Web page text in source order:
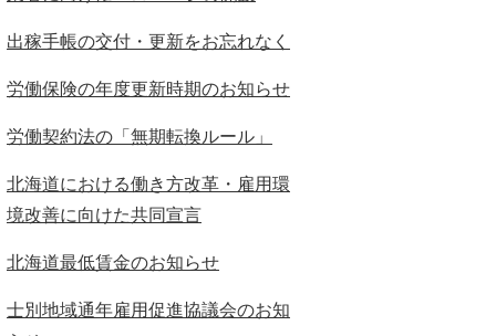
出稼手帳の交付・更新をお忘れなく
労働保険の年度更新時期のお知らせ
労働契約法の「無期転換ルール」
北海道における働き方改革・雇用環
境改善に向けた共同宣言
北海道最低賃金のお知らせ
士別地域通年雇用促進協議会のお知